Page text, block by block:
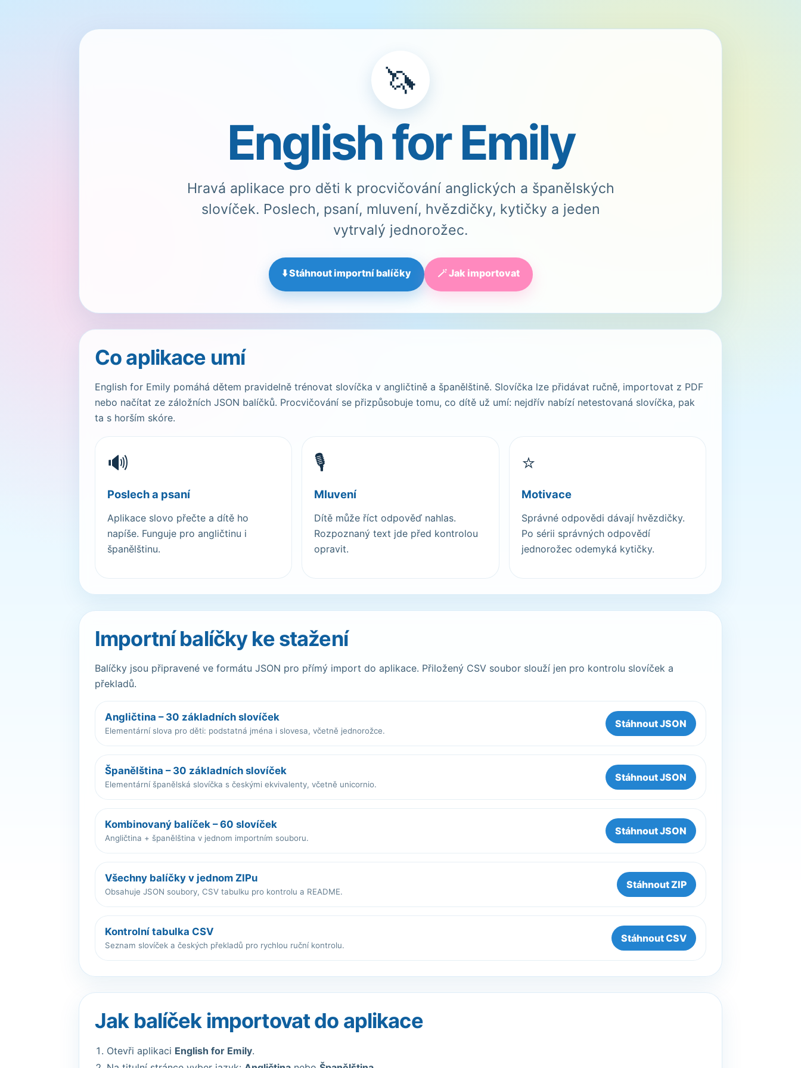
🦄
English for Emily
Hravá aplikace pro děti k procvičování anglických a španělských
slovíček. Poslech, psaní, mluvení, hvězdičky, kytičky a jeden
vytrvalý jednorožec.
⬇️ Stáhnout importní balíčky 🪄 Jak importovat
Co aplikace umí
English for Emily pomáhá dětem pravidelně trénovat slovíčka v angličtině a španělštině. Slovíčka lze přidávat ručně, importovat z PDF
nebo načítat ze záložních JSON balíčků. Procvičování se přizpůsobuje tomu, co dítě už umí: nejdřív nabízí netestovaná slovíčka, pak
ta s horším skóre.
🔊
Poslech a psaní
Aplikace slovo přečte a dítě ho
napíše. Funguje pro angličtinu i
španělštinu.
🎙️
Mluvení
Dítě může říct odpověď nahlas.
Rozpoznaný text jde před kontrolou
opravit.
⭐️
Motivace
Správné odpovědi dávají hvězdičky.
Po sérii správných odpovědí
jednorožec odemyká kytičky.
Importní balíčky ke stažení
Balíčky jsou připravené ve formátu JSON pro přímý import do aplikace. Přiložený CSV soubor slouží jen pro kontrolu slovíček a
překladů.
Angličtina – 30 základních slovíček
Elementární slova pro děti: podstatná jména i slovesa, včetně jednorožce.
Stáhnout JSON
Španělština – 30 základních slovíček
Elementární španělská slovíčka s českými ekvivalenty, včetně unicornio.
Stáhnout JSON
Kombinovaný balíček – 60 slovíček
Angličtina + španělština v jednom importním souboru.
Stáhnout JSON
Všechny balíčky v jednom ZIPu
Obsahuje JSON soubory, CSV tabulku pro kontrolu a README.
Stáhnout ZIP
Kontrolní tabulka CSV
Seznam slovíček a českých překladů pro rychlou ruční kontrolu.
Stáhnout CSV
Jak balíček importovat do aplikace
Otevři aplikaci English for Emily.